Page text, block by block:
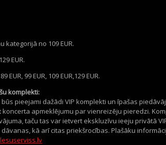
kategorijā no 109 EUR.
EUR.
EUR, 99 EUR, 109 EUR,129 EUR.
komplekti:
pieejami dažādi VIP komplekti un īpašas
apmeklējumu par vienreizēju pieredzi.
taču tas var ietvert ekskluzīvu ieeju privātā
dāvanas, kā arī citas priekšrocības. Plašāku